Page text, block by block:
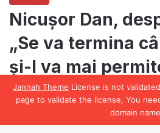
Jannah Theme License is not
page to validate the license, You
domain
Facebook